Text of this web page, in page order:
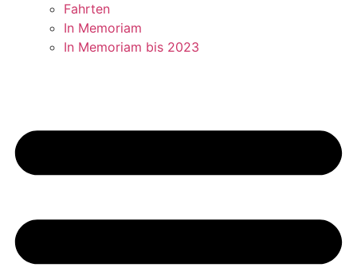
Fahrten
In Memoriam
In Memoriam bis 2023